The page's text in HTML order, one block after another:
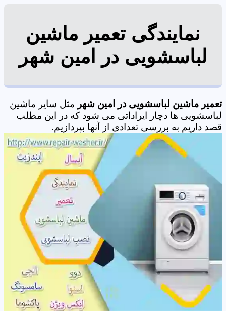
نمایندگی تعمیر ماشین
لباسشویی در امین شهر
تعمیر ماشین لباسشویی در امین شهر مثل سایر ماشین
لباسشویی ها دچار ایراداتی می شود که در این مطلب
قصد داریم به بررسی تعدادی از آنها بپردازیم.